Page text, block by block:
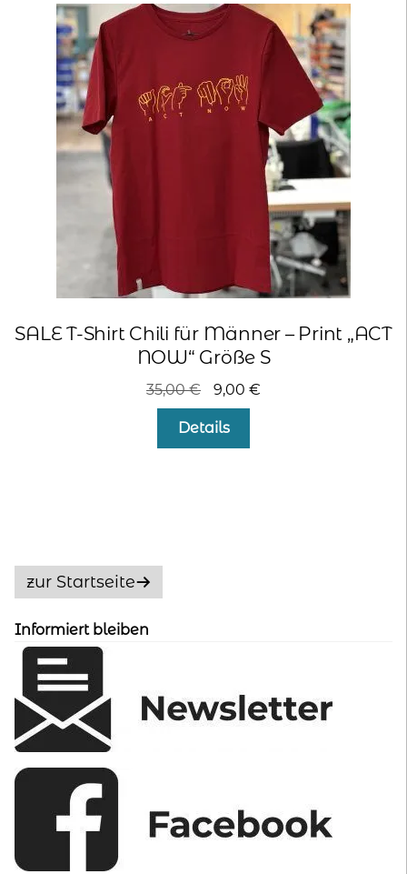
auf.
Die
Optionen
können
auf
der
Produktseite
gewählt
werden
SALE T-Shirt Chili für Männer – Print „ACT
NOW“ Größe S
35,00€
Ursprünglicher
Preis
war:
35,00 €
9,00 €Aktueller
Details
zur Startseite
Informiert bleiben